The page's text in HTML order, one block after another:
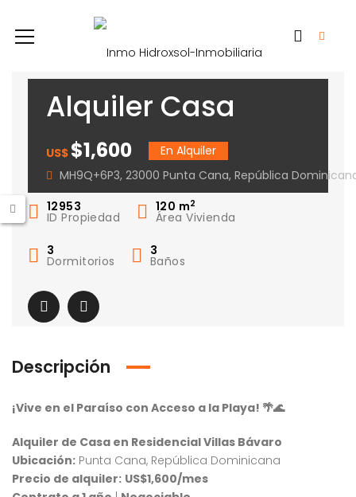
Alquiler Casa
Villas Bavaro –
Acceso a la Playa
US$ $1,600
En Alquiler
MH9Q+6P3, 23000 Punta Cana, República
12953
ID Propiedad
120 m2
Área Vivienda
3
Dormitorios
3
Baños
Descripción
¡Vive en el Paraíso con Acceso a la Playa! 🌴🌊
Alquiler de Casa en Residencial Villas Bávaro
Ubicación: Punta Cana, República Dominicana
Precio de alquiler: US$1,600/mes